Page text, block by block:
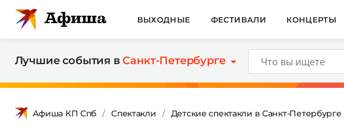
ВЫХОДНЫЕ ФЕСТИВАЛИ КОНЦЕРТЫ
Лучшие события вСанкт-Петербурге
Афиша КП Спб Спектакли Детские спектакли в Санкт-Петербурге